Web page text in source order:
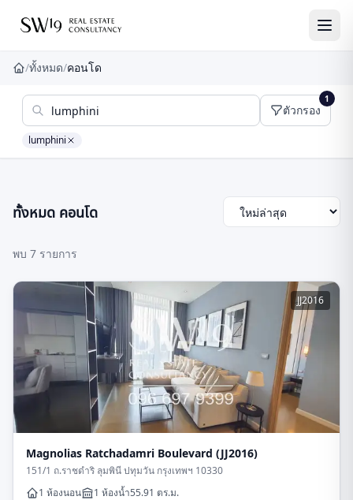
หน้าหลัก
/ทั้งหมด/คอนโด
ตัวกรอง
1
lumphini
ทั้งหมด คอนโด
เรียงตาม
พบ 7 รายการ
JJ2016
Magnolias Ratchadamri Boulevard (JJ2016)
151/1 ถ.ราชดำริ ลุมพินี ปทุมวัน กรุงเทพฯ 10330
1 ห้องนอน
1 ห้องน้ำ55.91 ตร.ม.